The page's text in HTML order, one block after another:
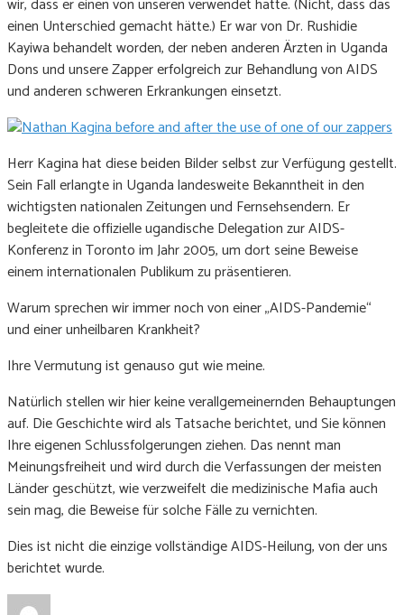
wir, dass er einen von unseren verwendet hatte. (Nicht, dass das
einen Unterschied gemacht hätte.) Er war von Dr. Rushidie
Kayiwa behandelt worden, der neben anderen Ärzten in Uganda
Dons und unsere Zapper erfolgreich zur Behandlung von AIDS
und anderen schweren Erkrankungen einsetzt.
Herr Kagina hat diese beiden Bilder selbst zur Verfügung gestellt.
Sein Fall erlangte in Uganda landesweite Bekanntheit in den
wichtigsten nationalen Zeitungen und Fernsehsendern. Er
begleitete die offizielle ugandische Delegation zur AIDS-
Konferenz in Toronto im Jahr 2005, um dort seine Beweise
einem internationalen Publikum zu präsentieren.
Warum sprechen wir immer noch von einer „AIDS-Pandemie“
und einer unheilbaren Krankheit?
Ihre Vermutung ist genauso gut wie meine.
Natürlich stellen wir hier keine verallgemeinernden Behauptungen
auf. Die Geschichte wird als Tatsache berichtet, und Sie können
Ihre eigenen Schlussfolgerungen ziehen. Das nennt man
Meinungsfreiheit und wird durch die Verfassungen der meisten
Länder geschützt, wie verzweifelt die medizinische Mafia auch
sein mag, die Beweise für solche Fälle zu vernichten.
Dies ist nicht die einzige vollständige AIDS-Heilung, von der uns
berichtet wurde.